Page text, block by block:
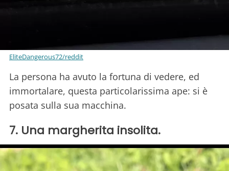
EliteDangerous72/reddit
La persona ha avuto la fortuna di vedere, ed
immortalare, questa particolarissima ape: si è
posata sulla sua macchina.
7. Una margherita insolita.